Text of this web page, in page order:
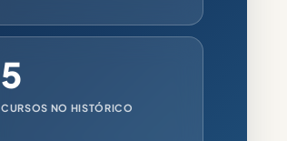
5
CURSOS NO HISTÓRICO